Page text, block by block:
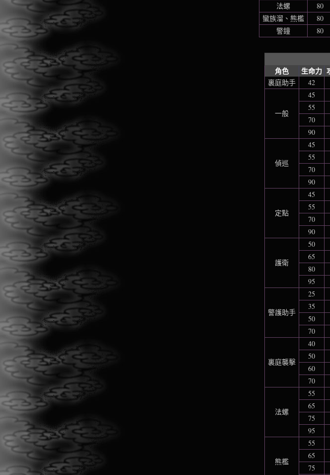
法螺
80
蠻族溜、熊檻
80
警鐘
80
角色
生命力
裏庭助手 42
一般
45
55
70
90
偵巡
45
55
70
90
定點
45
55
70
90
護衛
50
65
80
95
警護助手
25
35
50
70
裏庭襲擊
40
50
60
70
法螺
55
65
75
95
熊檻
55
65
75